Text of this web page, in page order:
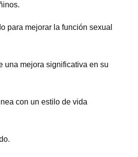
para mejorar la función sexual
una mejora significativa en su
con un estilo de vida